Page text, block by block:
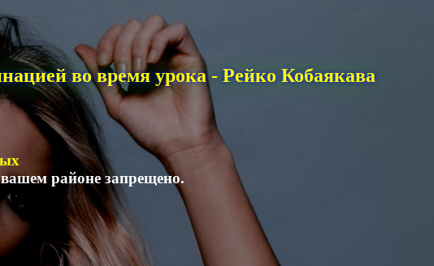
во время урока - Рейко Кобаякава
районе запрещено.